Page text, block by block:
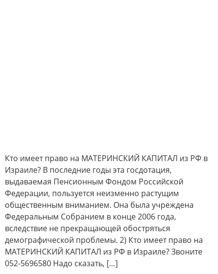
Кто имеет право на МАТЕРИНСКИЙ КАПИТАЛ из РФ в
Израиле? В последние годы эта госдотация,
выдаваемая Пенсионным Фондом Российской
Федерации, пользуется неизменно растущим
общественным вниманием. Она была учреждена
Федеральным Собранием в конце 2006 года,
вследствие не прекращающей обостряться
демографической проблемы. 2) Кто имеет право на
МАТЕРИНСКИЙ КАПИТАЛ из РФ в Израиле? Звоните
052-5696580 Надо сказать, […]